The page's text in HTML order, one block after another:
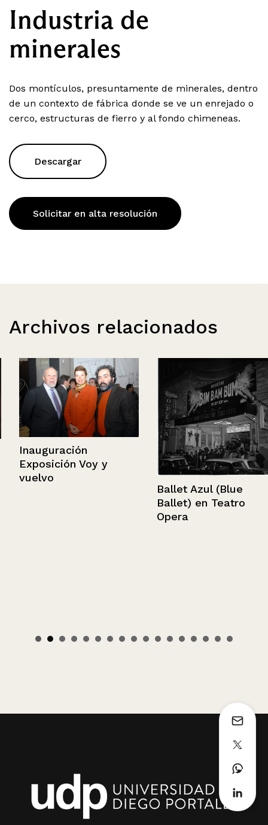
Industria de
minerales
Dos montículos, presuntamente de minerales, dentro
de un contexto de fábrica donde se ve un enrejado o
cerco, estructuras de fierro y al fondo chimeneas.
Descargar
Solicitar en alta resolución
Archivos relacionados
Inauguración
Exposición Voy y
vuelvo
Ballet Azul (Blue
Ballet) en Teatro
Opera